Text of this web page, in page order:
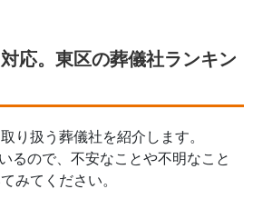
応。東区の葬儀社ランキン
り扱う葬儀社を紹介します。
るので、不安なことや不明なこと
みてください。